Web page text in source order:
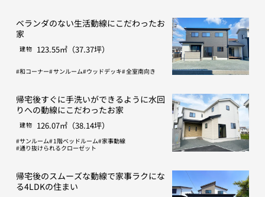
ベランダのない生活動線にこだわったお
家
建物 123.55㎡（37.37坪）
和コーナー サンルーム ウッドデッキ 全室南向き
帰宅後すぐに手洗いができるように水回
りへの動線にこだわったお家
建物 126.07㎡（38.14坪）
サンルーム 1階ベッドルーム 家事動線
通り抜けられるクローゼット
帰宅後のスムーズな動線で家事ラクにな
る4LDKの住まい